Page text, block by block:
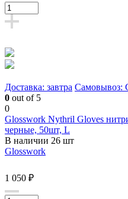
Доставка: завтра Самовывоз:
0 out of 5
0
Glosswork Nythril Gloves
черные, 50шт, L
В наличии 26 шт
Glosswork
1 050 ₽